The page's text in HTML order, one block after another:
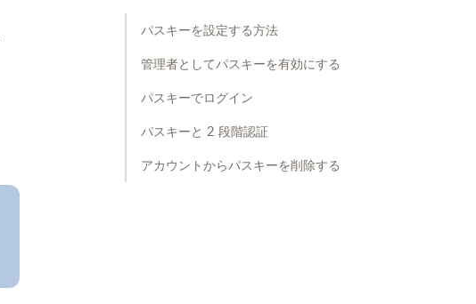
パスキーを設定する方法
管理者としてパスキーを有効にする
パスキーでログイン
パスキーと 2 段階認証
アカウントからパスキーを削除する